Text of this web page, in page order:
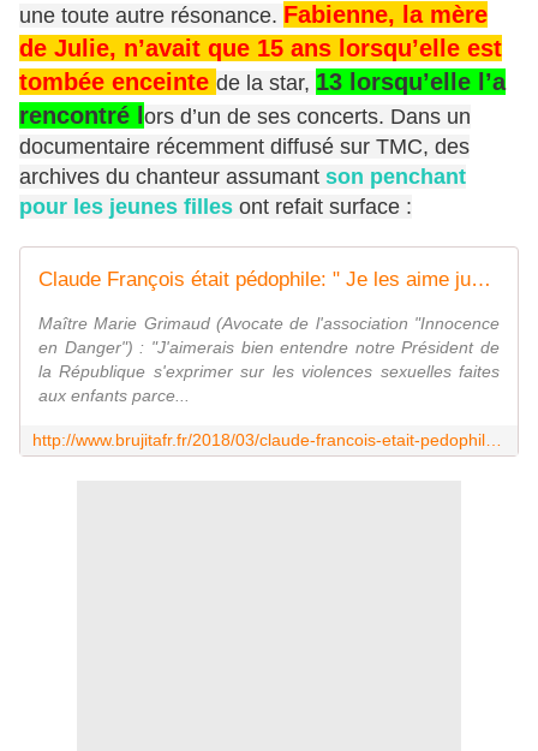
une toute autre réso­nance. Fabienne, la mère
de Julie, n’avait que 15 ans lorsqu’elle est
tombée enceinte de la star, 13 lorsqu’elle l’a
rencon­tré l ors d’un de ses concerts. Dans un
docu­men­taire récem­ment diffusé sur TMC, des
archives du chan­teur assu­mant son penchant
pour les jeunes filles ont refait surface :
Claude François était pédophile: " Je les aime jusqu'à 17, 18 ans. Après je commence à me méfier." - MOINS de BIENS PLUS de LIENS
Maître Marie Grimaud (Avocate de l'association "Innocence
en Danger") : "J'aimerais bien entendre notre Président de
la République s'exprimer sur les violences sexuelles faites
aux enfants parce...